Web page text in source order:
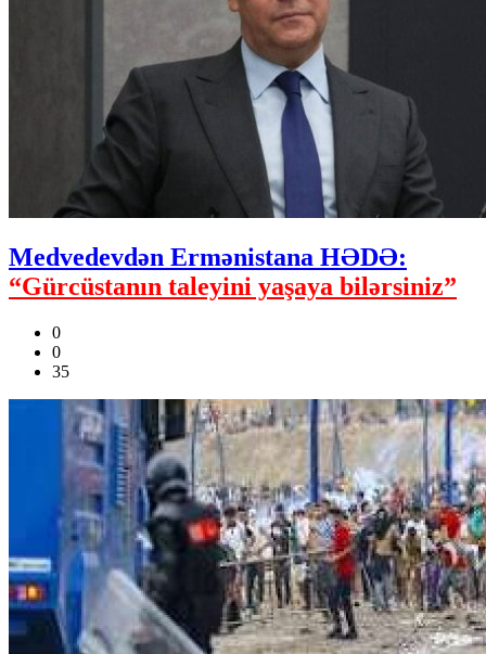
Medvedevdən Ermənistana HƏDƏ:
“Gürcüstanın taleyini yaşaya bilərsiniz”
0
0
35